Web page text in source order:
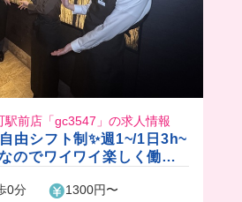
駅前店「gc3547」の求人情報
由シフト制✨週1~/1日3h~
のでワイワイ楽しく働け
0分 1300円〜